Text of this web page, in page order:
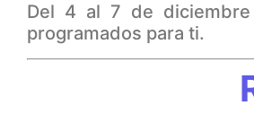
Del 4 al 7 de
programados para ti.